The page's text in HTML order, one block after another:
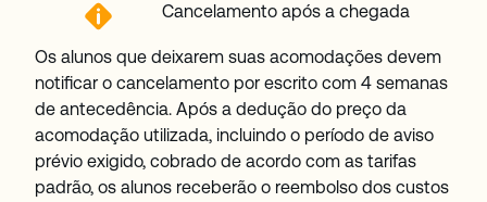
Cancelamento após a chegada
Os alunos que deixarem suas acomodações devem
notificar o cancelamento por escrito com 4 semanas
de antecedência. Após a dedução do preço da
acomodação utilizada, incluindo o período de aviso
prévio exigido, cobrado de acordo com as tarifas
padrão, os alunos receberão o reembolso dos custos